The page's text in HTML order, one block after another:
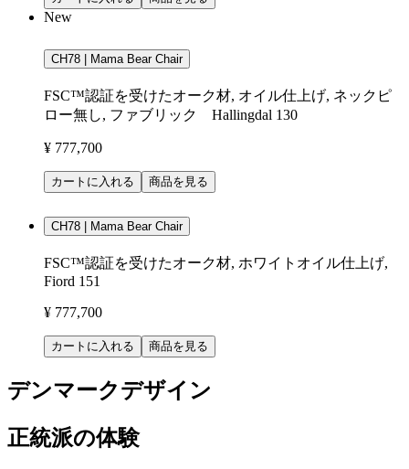
New
CH78 | Mama Bear Chair
FSC™認証を受けたオーク材, オイル仕上げ, ネックピ
ロー無し, ファブリック Hallingdal 130
¥ 777,700
カートに入れる 商品を見る
CH78 | Mama Bear Chair
FSC™認証を受けたオーク材, ホワイトオイル仕上げ,
Fiord 151
¥ 777,700
カートに入れる 商品を見る
デンマークデザイン
正統派の体験